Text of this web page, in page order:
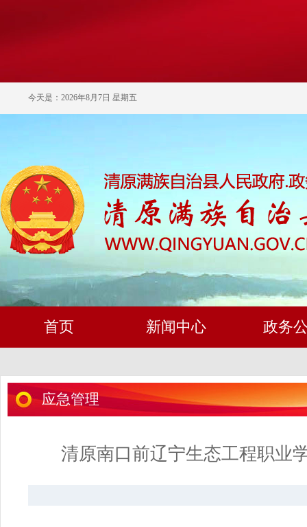
今天是：2026年8月7日 星期五
首页 新闻中心 政务
应急管理
清原南口前辽宁生态工程职业